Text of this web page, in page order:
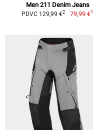
Men 211 Denim Jeans
PDVC 129,99 €2 79,99 €1